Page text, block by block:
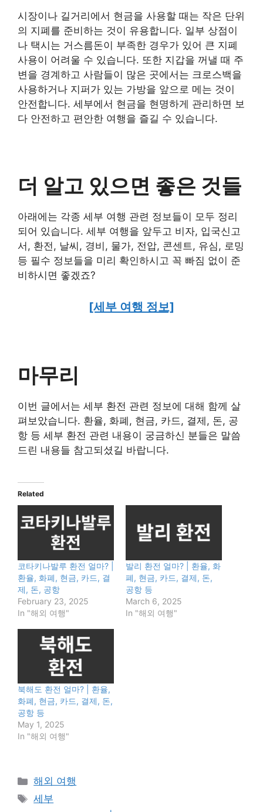
시장이나 길거리에서 현금을 사용할 때는 작은 단위
의 지폐를 준비하는 것이 유용합니다. 일부 상점이
나 택시는 거스름돈이 부족한 경우가 있어 큰 지폐
사용이 어려울 수 있습니다. 또한 지갑을 꺼낼 때 주
변을 경계하고 사람들이 많은 곳에서는 크로스백을
사용하거나 지퍼가 있는 가방을 앞으로 메는 것이
안전합니다. 세부에서 현금을 현명하게 관리하면 보
다 안전하고 편안한 여행을 즐길 수 있습니다.
더 알고 있으면 좋은 것들
아래에는 각종 세부 여행 관련 정보들이 모두 정리
되어 있습니다. 세부 여행을 앞두고 비자, 입국신고
서, 환전, 날씨, 경비, 물가, 전압, 콘센트, 유심, 로밍
등 필수 정보들을 미리 확인하시고 꼭 빠짐 없이 준
비하시면 좋겠죠?
[세부 여행 정보]
마무리
이번 글에서는 세부 환전 관련 정보에 대해 함께 살
펴보았습니다. 환율, 화폐, 현금, 카드, 결제, 돈, 공
항 등 세부 환전 관련 내용이 궁금하신 분들은 말씀
드린 내용들 참고되셨길 바랍니다.
Related
코타키나발루 환전 얼마? |
환율, 화폐, 현금, 카드, 결
제, 돈, 공항
February 23, 2025
In "해외 여행"
발리 환전 얼마? | 환율, 화
폐, 현금, 카드, 결제, 돈,
공항 등
March 6, 2025
In "해외 여행"
북해도 환전 얼마? | 환율,
화폐, 현금, 카드, 결제, 돈,
공항 등
May 1, 2025
In "해외 여행"
Categories
해외 여행
Tags
세부